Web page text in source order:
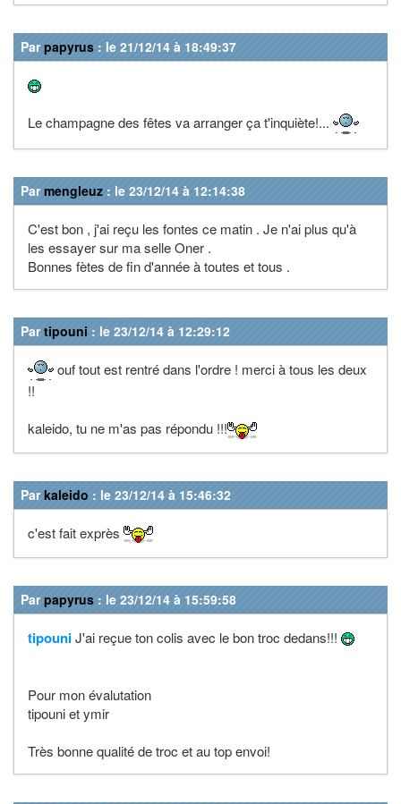
Parpapyrus : le 21/12/14 à 18:49:37
Le champagne des fêtes va arranger ça t'inquiète!...
Parmengleuz : le 23/12/14 à 12:14:38
C'est bon , j'ai reçu les fontes ce matin . Je n'ai plus qu'à
les essayer sur ma selle Oner .
Bonnes fètes de fin d'année à toutes et tous .
Partipouni : le 23/12/14 à 12:29:12
ouf tout est rentré dans l'ordre ! merci à tous les deux
!!
kaleido, tu ne m'as pas répondu !!!
Parkaleido : le 23/12/14 à 15:46:32
c'est fait exprès
Parpapyrus : le 23/12/14 à 15:59:58
tipouniJ'ai reçue ton colis avec le bon troc dedans!!!
Pour mon évalutation
tipouni et ymir
Très bonne qualité de troc et au top envoi!